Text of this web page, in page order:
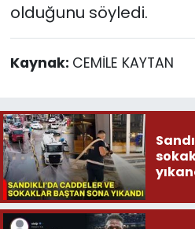
olduğunu söyledi.
Kaynak: CEMİLE KAYTAN